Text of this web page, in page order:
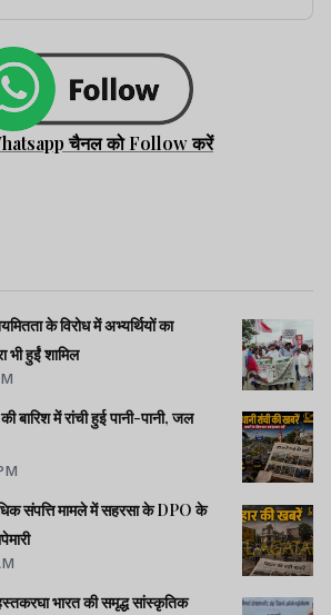
चैनल को Follow करें
के विरोध में अभ्यर्थियों का
भी हुईं शामिल
में रांची हुई पानी-पानी, जल
भारत की समृद्ध सांस्कृतिक